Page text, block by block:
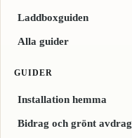
Laddboxguiden
Alla guider
GUIDER
Installation hemma
Bidrag och grönt avdrag